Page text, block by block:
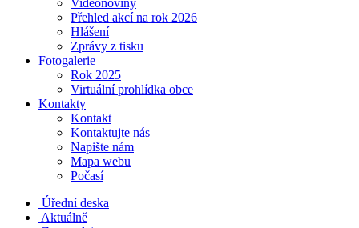
Videonoviny
Přehled akcí na rok 2026
Hlášení
Zprávy z tisku
Fotogalerie
Rok 2025
Virtuální prohlídka obce
Kontakty
Kontakt
Kontaktujte nás
Napište nám
Mapa webu
Počasí
Úřední deska
Aktuálně